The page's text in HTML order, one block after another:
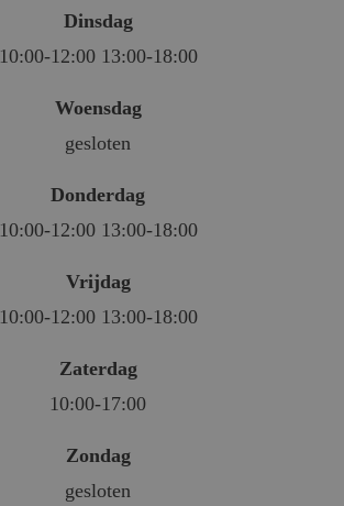
Dinsdag
10:00-12:00 13:00-18:00
Woensdag
gesloten
Donderdag
10:00-12:00 13:00-18:00
Vrijdag
10:00-12:00 13:00-18:00
Zaterdag
10:00-17:00
Zondag
gesloten